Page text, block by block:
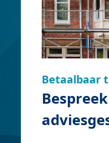
Betaalbaar